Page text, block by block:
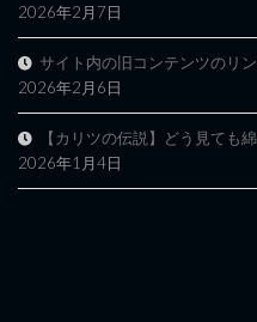
2026年2月7日
サイト内の旧コンテンツのリ
2026年2月6日
【カリツの伝説】どう見ても
2026年1月4日